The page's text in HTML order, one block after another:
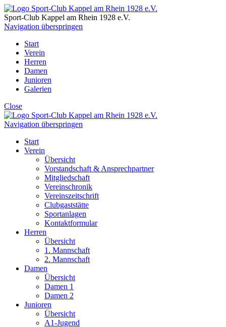
Sport-Club Kappel am Rhein 1928 e.V.
Navigation überspringen
Start
Verein
Herren
Damen
Junioren
Galerien
Close
Navigation überspringen
Start
Verein
Übersicht
Vorstandschaft & Ansprechpartner
Mitgliedschaft
Vereinschronik
Vereinszeitschrift
Clubgaststätte
Sportanlagen
Kontaktformular
Herren
Übersicht
1. Mannschaft
2. Mannschaft
Damen
Übersicht
Damen 1
Damen 2
Junioren
Übersicht
A1-Jugend